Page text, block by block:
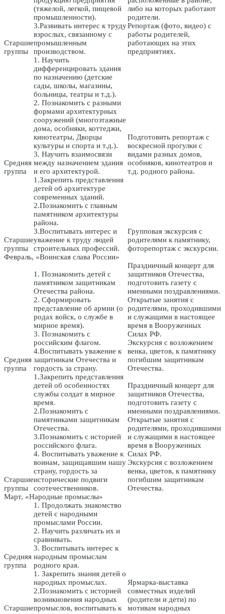
Старшие
группы
(тяжелой, легкой, пищевой
промышленности).
3.Развивать интерес к труду
взрослых, связанному с
промышленным
производством.
либо на которых работают
родители.
Репортаж (фото, видео) с
работы родителей,
работающих на этих
предприятиях.
Средняя
группа
1. Научить
дифференцировать здания
по назначению (детские
сады, школы, магазины,
больницы, театры и т.д.).
2. Познакомить с разными
формами архитектурных
сооружений (многоэтажные
дома, особняки, коттеджи,
кинотеатры, Дворцы
культуры и спорта и т.д.).
3. Научить взаимосвязи
между назначением здания
и его архитектурой.
Подготовить репортаж с
воскресной прогулки с
видами разных домов,
особняков, кинотеатров и
т.д. родного района.
Старшие
группы
1.Закрепить представления
детей об архитектуре
современных зданий.
2.Познакомить с главным
памятником архитектуры
района.
3.Воспитывать интерес и
уважение к труду людей
строительных профессий.
Групповая экскурсия с
родителями к памятнику,
фоторепортаж с экскурсии.
Февраль, «Воинская слава России»
Средняя
группа
1. Познакомить детей с
памятником защитникам
Отечества района.
2. Сформировать
представление об армии (о
родах войск, о службе в
мирное время).
3. Познакомить с
российским флагом.
4.Воспитывать уважение к
защитникам Отечества и
гордость за страну.
Праздничный концерт для
защитников Отечества,
подготовить газету с
именными поздравлениями.
Открытые занятия с
родителями, проходившими
и служащими в настоящее
время в Вооруженных
Силах РФ.
Экскурсия с возложением
венка, цветов, к памятнику
погибшим защитникам
Отечества.
Старшие
группы
1.Закрепить представления
детей об особенностях
службы солдат в мирное
время.
2.Познакомить с
памятниками защитникам
Отечества.
3.Познакомить с историей
российского флага.
4. Воспитывать уважение к
воинам, защищавшим нашу
страну, гордость за
исторические подвиги
соотечественников.
Праздничный концерт для
защитников Отечества,
подготовить газету с
именными поздравлениями.
Открытые занятия с
родителями, проходившими
и служащими в настоящее
время в Вооруженных
Силах РФ.
Экскурсия с возложением
венка, цветов, к памятнику
погибшим защитникам
Отечества.
Март, «Народные промыслы»
Средняя
группа
1. Продолжать знакомство
детей с народными
промыслами России.
2. Научить различать их и
сравнивать.
3. Воспитывать интерес к
народным промыслам
родного края.
Ярмарка-выставка
совместных изделий
(родители и дети) по
мотивам народных
Старшие
1. Закрепить знания детей о
народных промыслах.
2.Познакомить с историей
возникновения народных
промыслов, воспитывать к